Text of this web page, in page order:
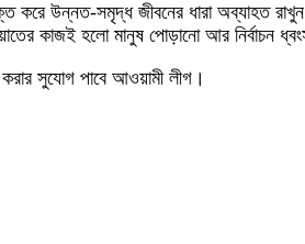
করে উন্নত-সমৃদ্ধ জীবনের ধারা অব্যাহত
কাজই হলো মানুষ পোড়ানো আর নির্বাচন
সুযোগ পাবে আওয়ামী লীগ।